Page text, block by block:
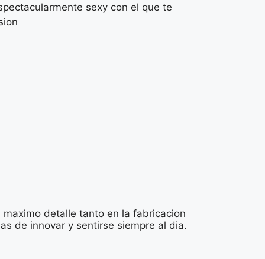
sexy con el que te
detalle tanto en la fabricacion
de innovar y sentirse siempre al dia.